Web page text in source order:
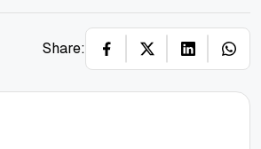
Share: